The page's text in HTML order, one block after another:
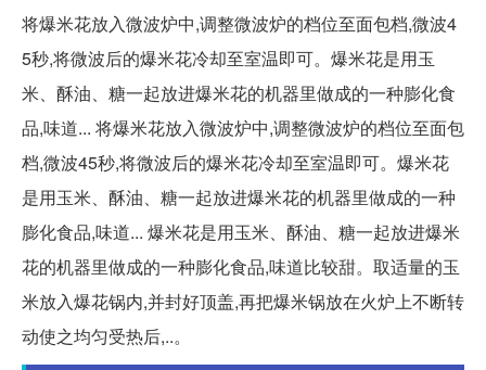
将爆米花放入微波炉中,调整微波炉的档位至面包档,微波4
5秒,将微波后的爆米花冷却至室温即可。爆米花是用玉
米、酥油、糖一起放进爆米花的机器里做成的一种膨化食
品,味道... 将爆米花放入微波炉中,调整微波炉的档位至面包
档,微波45秒,将微波后的爆米花冷却至室温即可。爆米花
是用玉米、酥油、糖一起放进爆米花的机器里做成的一种
膨化食品,味道... 爆米花是用玉米、酥油、糖一起放进爆米
花的机器里做成的一种膨化食品,味道比较甜。取适量的玉
米放入爆花锅内,并封好顶盖,再把爆米锅放在火炉上不断转
动使之均匀受热后,..。